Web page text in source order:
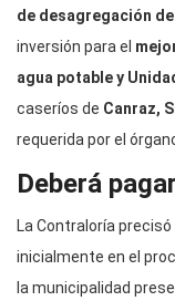
de desagregación
inversión para el
agua potable y
caseríos de Canraz,
requerida por el
Deberá
La Contraloría
inicialmente en el
la municipalidad